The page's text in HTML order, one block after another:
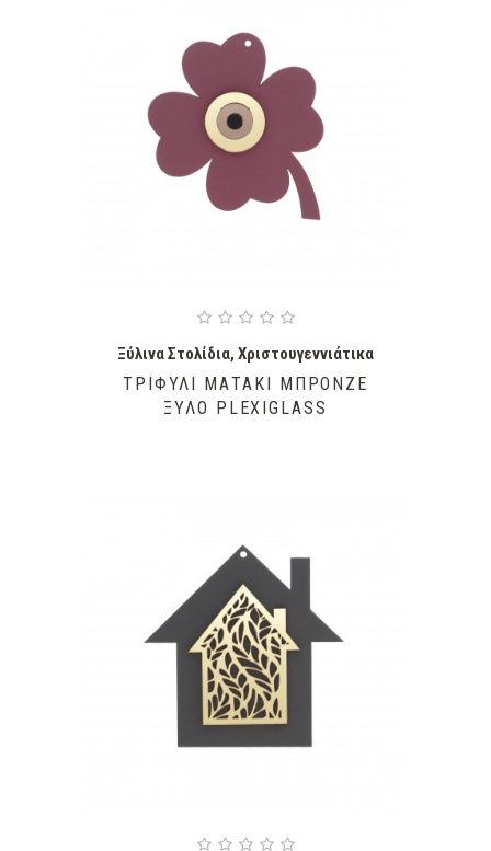
Ξύλινα Στολίδια, Χριστουγεννιάτικα
ΤΡΙΦΎΛΙ ΜΑΤΆΚΙ ΜΠΡΟΝΖΈ
ΞΎΛΟ PLEXIGLASS